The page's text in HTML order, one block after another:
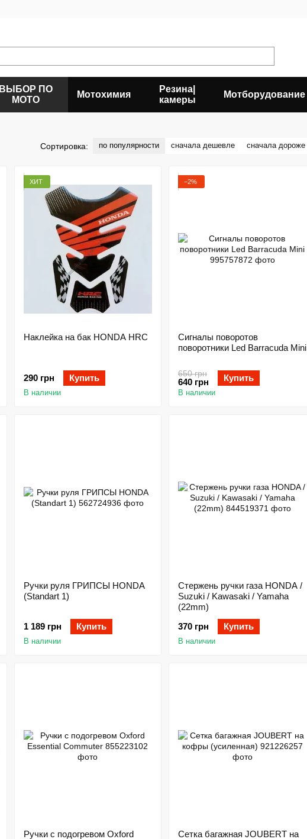
ВЫБОР ПО
МОТО
Мотохимия
Резина|
камеры
Мотборудование
Сортировка: по популярности сначала дешевле сначала дороже
ХИТ
Наклейка на бак HONDA HRC
290 грн Купить
В наличии
−2%
Сигналы поворотов
поворотники Led Barracuda Mini
650 грн
640 грн Купить
В наличии
Ручки руля ГРИПСЫ HONDA
(Standart 1)
1 189 грн Купить
В наличии
Стержень ручки газа HONDA /
Suzuki / Kawasaki / Yamaha
(22mm)
370 грн
Купить
В наличии
Ручки с подогревом Oxford
Сетка багажная JOUBERT на